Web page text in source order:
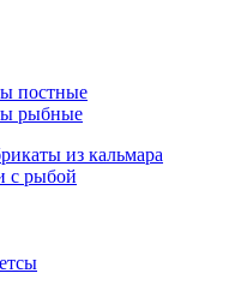
постные
рыбные
из кальмара
с рыбой